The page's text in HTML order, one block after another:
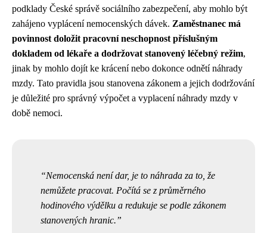
podklady České správě sociálního zabezpečení, aby mohlo být
zahájeno vyplácení nemocenských dávek. Zaměstnanec má
povinnost doložit pracovní neschopnost příslušným
dokladem od lékaře a dodržovat stanovený léčebný režim,
jinak by mohlo dojít ke krácení nebo dokonce odnětí náhrady
mzdy. Tato pravidla jsou stanovena zákonem a jejich dodržování
je důležité pro správný výpočet a vyplacení náhrady mzdy v
době nemoci.
Nemocenská není dar, je to náhrada za to, že
nemůžete pracovat. Počítá se z průměrného
hodinového výdělku a redukuje se podle zákonem
stanovených hranic.